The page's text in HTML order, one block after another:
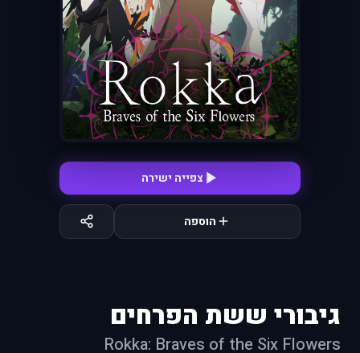
צפייה ישירה
הוספה
גיבורי ששת הפרחים
Rokka: Braves of the Six Flowers